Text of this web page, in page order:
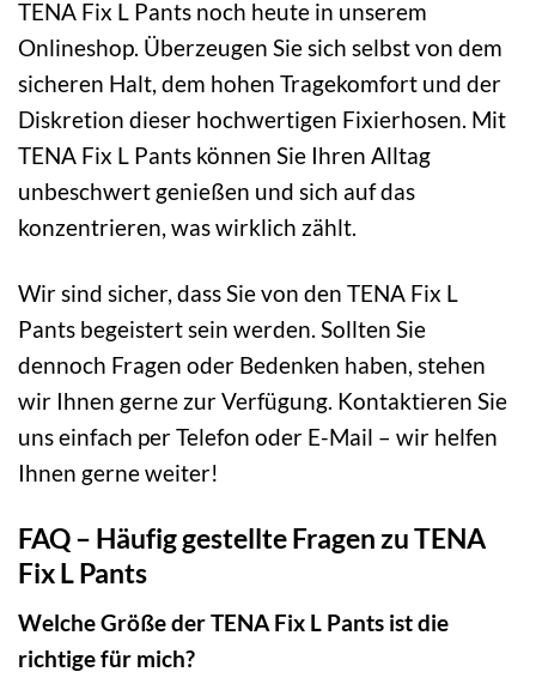
TENA Fix L Pants noch heute in unserem
Onlineshop. Überzeugen Sie sich selbst von dem
sicheren Halt, dem hohen Tragekomfort und der
Diskretion dieser hochwertigen Fixierhosen. Mit
TENA Fix L Pants können Sie Ihren Alltag
unbeschwert genießen und sich auf das
konzentrieren, was wirklich zählt.
Wir sind sicher, dass Sie von den TENA Fix L
Pants begeistert sein werden. Sollten Sie
dennoch Fragen oder Bedenken haben, stehen
wir Ihnen gerne zur Verfügung. Kontaktieren Sie
uns einfach per Telefon oder E-Mail – wir helfen
Ihnen gerne weiter!
FAQ – Häufig gestellte Fragen zu TENA
Fix L Pants
Welche Größe der TENA Fix L Pants ist die
richtige für mich?